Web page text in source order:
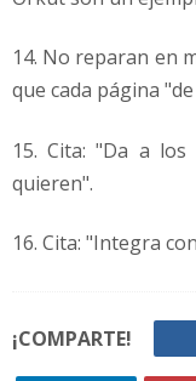
14. No reparan en
que cada página
15. Cita: "Da a
quieren".
16. Cita: "Integra
¡COMPARTE!